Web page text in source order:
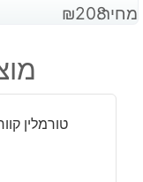
מחיר: ₪208
טורמלין